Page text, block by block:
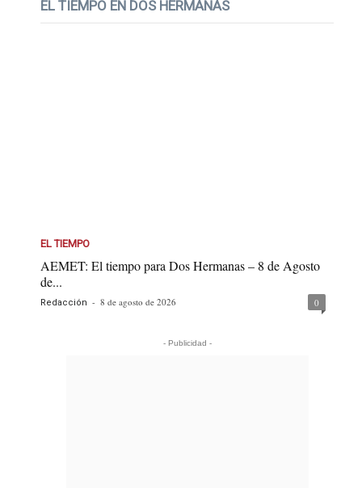
EL TIEMPO EN DOS HERMANAS
EL TIEMPO
AEMET: El tiempo para Dos Hermanas – 8 de Agosto
de...
Redacción - 8 de agosto de 2026 0
- Publicidad -